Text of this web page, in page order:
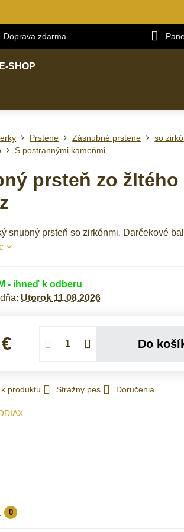
Doprava zdarma
E-SHOP
Prstene Zásnubné prstene
so
S postrannými kameňmi
prsteň zo žltého
snubný prsteň so zirkónmi. Darčekové
- ihneď k odberu
Utorok 11.08.2026
Do
produktu Strážny pes Doručenia
0